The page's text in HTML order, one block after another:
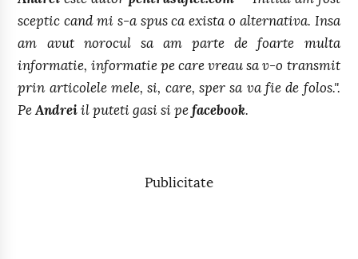
sceptic cand mi s-a spus ca exista o alternativa. Insa
am avut norocul sa am parte de foarte multa
informatie, informatie pe care vreau sa v-o transmit
prin articolele mele, si, care, sper sa va fie de folos.".
PeAndrei il puteti gasi si pefacebook.
Publicitate